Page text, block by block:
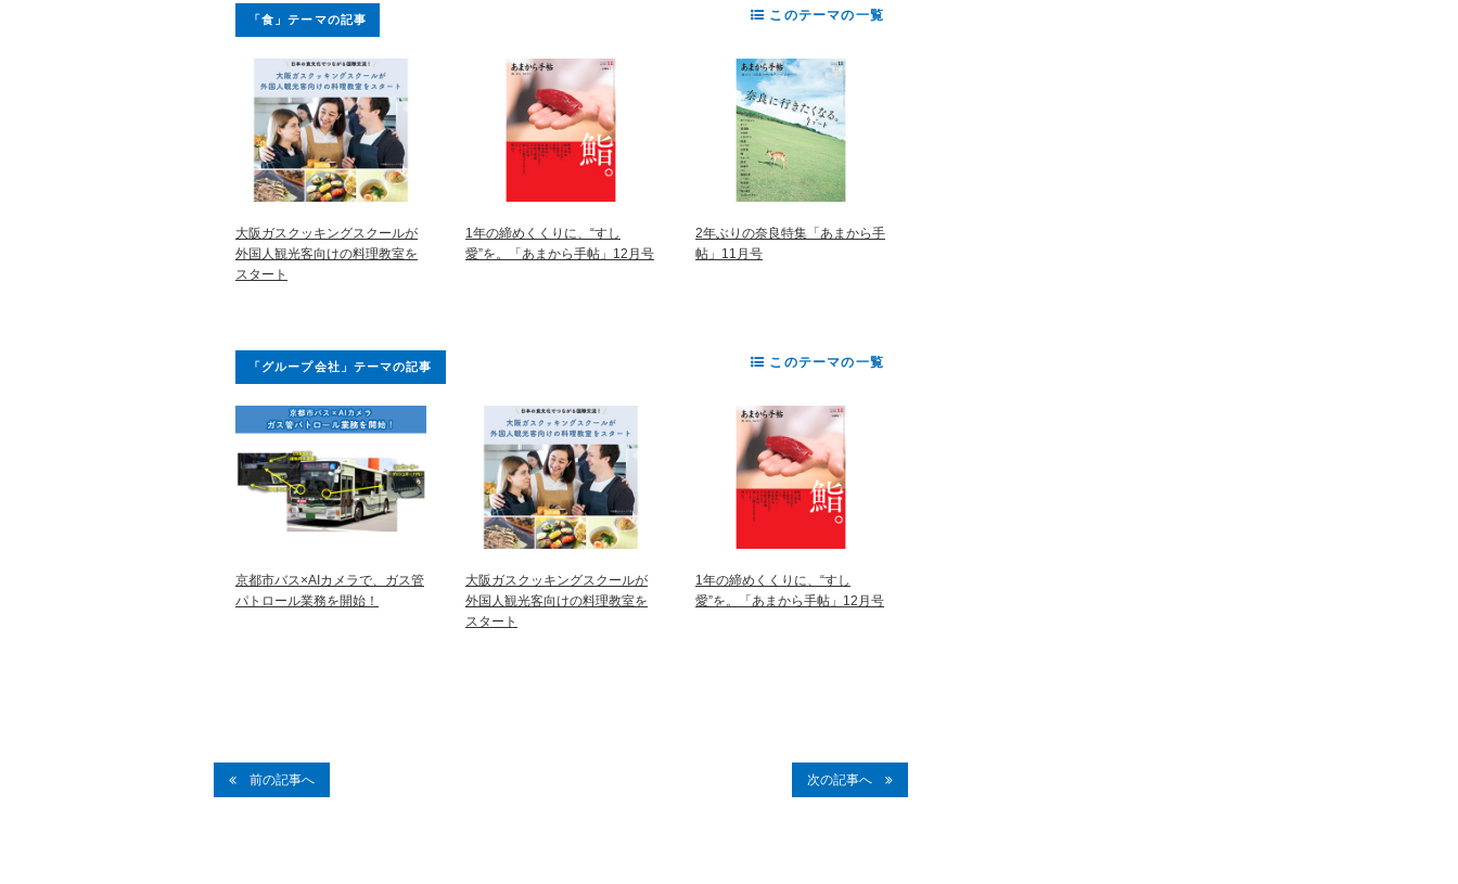
「食」テーマの記事
大阪ガスクッキングスクールが
外国人観光客向けの料理教室を
スタート
1年の締めくくりに、“すし
愛”を。「あまから手帖」12月号
2年ぶりの奈良特集「あまから手
帖」11月号
このテーマの一覧
「グループ会社」テーマの記事
京都市バス×AIカメラで、ガス管
パトロール業務を開始！
大阪ガスクッキングスクールが
外国人観光客向けの料理教室を
スタート
1年の締めくくりに、“すし
愛”を。「あまから手帖」12月号
このテーマの一覧
前の記事へ 次の記事へ